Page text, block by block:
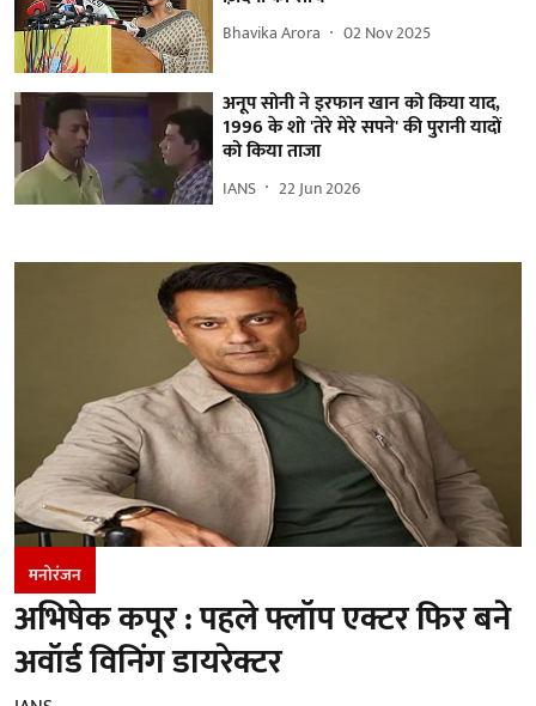
Bhavika Arora 02 Nov 2025
अनूप सोनी ने इरफान खान को किया याद,
1996 के शो 'तेरे मेरे सपने' की पुरानी यादों
को किया ताजा
IANS 22 Jun 2026
मनोरंजन
अभिषेक कपूर : पहले फ्लॉप एक्टर फिर बने
अवॉर्ड विनिंग डायरेक्टर